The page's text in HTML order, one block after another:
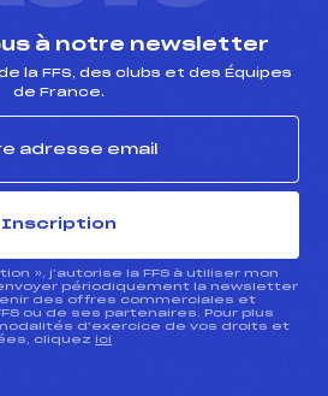
à notre newsletter
la FFS, des clubs et des Équipes
de France.
Inscription
», j’autorise la FFS à utiliser mon
périodiquement la newsletter
des offres commerciales et
ou de ses partenaires. Pour plus
d’exercice de vos droits et
cliquez ici